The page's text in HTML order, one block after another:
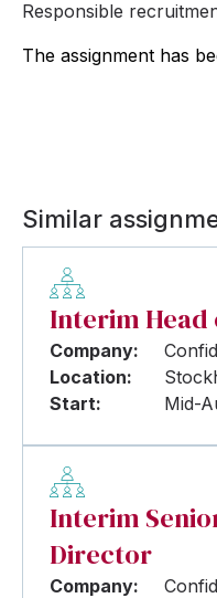
Responsible
The assignment has
Similar
Interim Head
Company:
Location:
Start:
Mid-
Interim
Director
Company: